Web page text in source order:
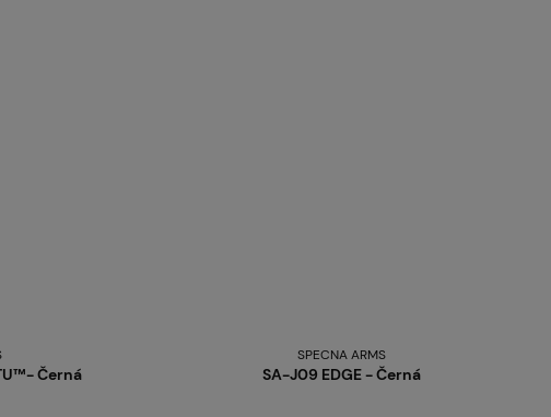
Černá
SPECNA ARMS
SA-J09 EDGE - Černá